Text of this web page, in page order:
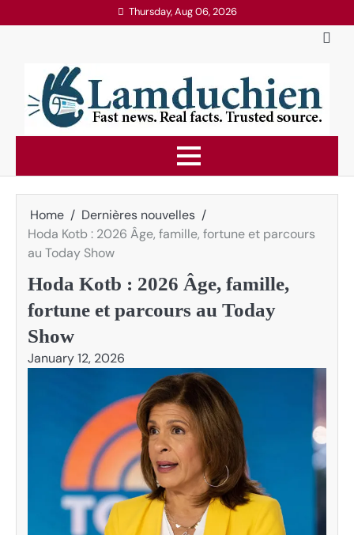
to
Thursday, Aug 06, 2026
Home
Dernières nouvelles
Hoda Kotb : 2026 Âge, famille, fortune et parcours
au Today Show
Hoda Kotb : 2026 Âge, famille,
fortune et parcours au Today
Show
January 12, 2026